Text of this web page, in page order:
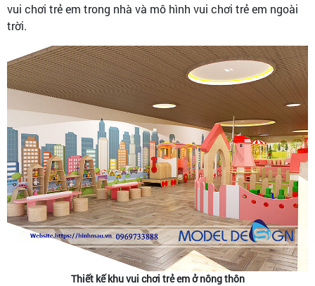
vui chơi trẻ em trong nhà và mô hình vui chơi trẻ em ngoài
trời.
Thiết kế khu vui chơi trẻ em ở nông thôn